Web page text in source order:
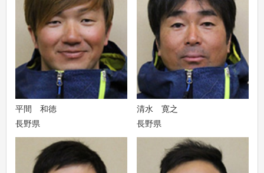
平間 和徳
長野県
清水 寛之
長野県